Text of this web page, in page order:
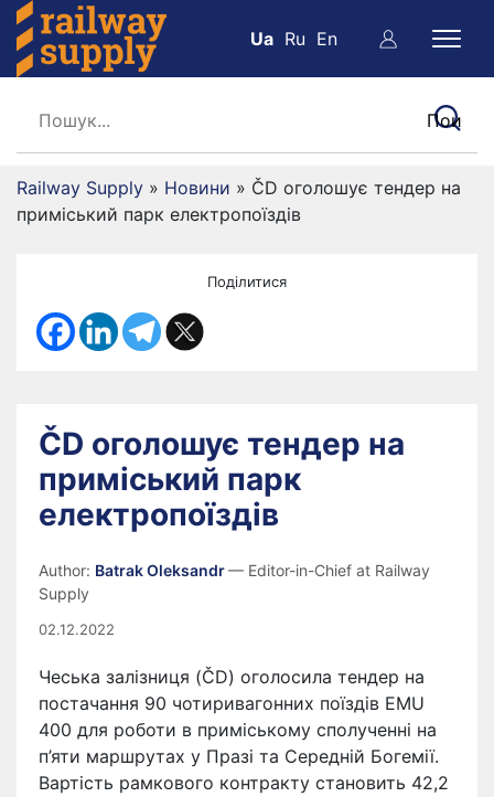
Ua Ru En
Railway Supply » Новини » ČD оголошує тендер на
приміський парк електропоїздів
Поділитися
ČD оголошує тендер на
приміський парк
електропоїздів
Author: Batrak Oleksandr— Editor-in-Chief at Railway
Supply
02.12.2022
Чеська залізниця (ČD) оголосила тендер на
постачання 90 чотиривагонних поїздів EMU
400 для роботи в приміському сполученні на
п’яти маршрутах у Празі та Середній Богемії.
Вартість рамкового контракту становить 42,2